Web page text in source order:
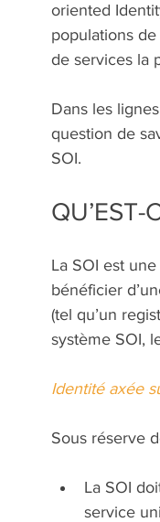
oriented
populations
de services la
Dans les
question de
SOI.
QU’EST-
La SOI est
bénéficier
(tel qu’un
système SOI,
Identité axée
Sous réserve
La SOI
service